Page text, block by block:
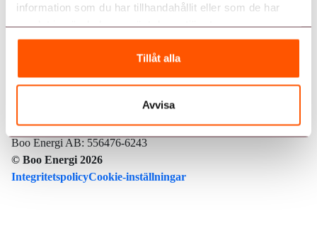
information som du har tillhandahållit eller som de har
samlat in när du har använt deras tjänster.
Tillåt alla
Avvisa
Mina sidor
Energitjänster
Jobba hos oss
kundservice@booenergi.se
Värmdövägen 657
App StoreGoogle Play
© Boo Energi 2026
IntegritetspolicyCookie-inställningar
Boo Energi ekonomisk förening: 714000-0204
Boo Energi Försäljnings AB: 556492-3901
Boo Energi AB: 556476-6243